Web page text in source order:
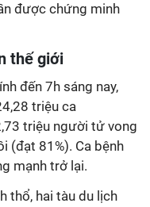
được chứng minh
thế giới
đến 7h sáng nay,
triệu ca
triệu người tử vong
(đạt 81%). Ca bệnh
mạnh trở lại.
thổ, hai tàu du lịch